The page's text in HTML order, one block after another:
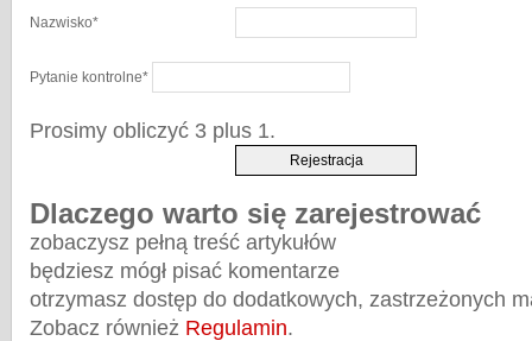
Nazwisko*
Pytanie kontrolne*
Prosimy obliczyć 3 plus 1.
Dlaczego warto się zarejestrować
zobaczysz pełną treść artykułów
będziesz mógł pisać komentarze
otrzymasz dostęp do dodatkowych, zastrzeżonych
Zobacz również Regulamin.